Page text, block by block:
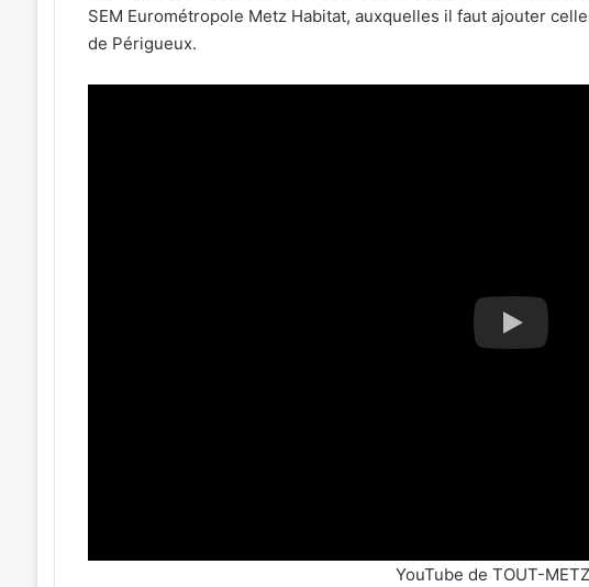
SEM Eurométropole Metz Habitat, auxquelles il faut ajouter
de Périgueux.
YouTube de TOUT-